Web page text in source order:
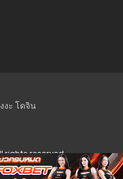
งะ โดจิน
rights reserved